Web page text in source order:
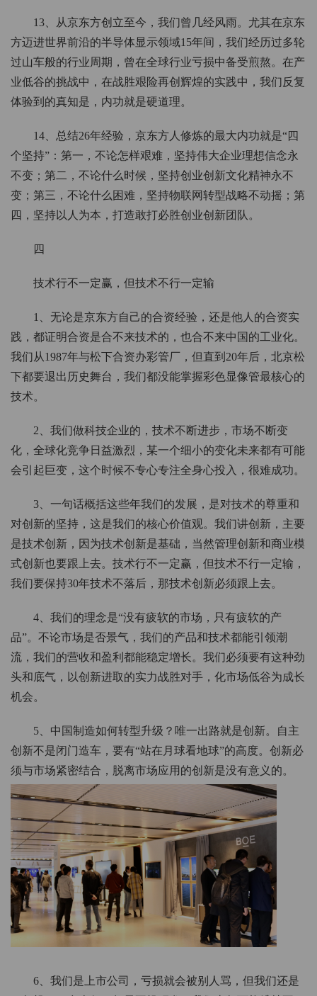
13、从京东方创立至今，我们曾几经风雨。尤其在京东
方迈进世界前沿的半导体显示领域15年间，我们经历过多轮
过山车般的行业周期，曾在全球行业亏损中备受煎熬。在产
业低谷的挑战中，在战胜艰险再创辉煌的实践中，我们反复
体验到的真知是，内功就是硬道理。
14、总结26年经验，京东方人修炼的最大内功就是“四
个坚持”：第一，不论怎样艰难，坚持伟大企业理想信念永
不变；第二，不论什么时候，坚持创业创新文化精神永不
变；第三，不论什么困难，坚持物联网转型战略不动摇；第
四，坚持以人为本，打造敢打必胜创业创新团队。
四
技术行不一定赢，但技术不行一定输
1、无论是京东方自己的合资经验，还是他人的合资实
践，都证明合资是合不来技术的，也合不来中国的工业化。
我们从1987年与松下合资办彩管厂，但直到20年后，北京松
下都要退出历史舞台，我们都没能掌握彩色显像管最核心的
技术。
2、我们做科技企业的，技术不断进步，市场不断变
化，全球化竞争日益激烈，某一个细小的变化未来都有可能
会引起巨变，这个时候不专心专注全身心投入，很难成功。
3、一句话概括这些年我们的发展，是对技术的尊重和
对创新的坚持，这是我们的核心价值观。我们讲创新，主要
是技术创新，因为技术创新是基础，当然管理创新和商业模
式创新也要跟上去。技术行不一定赢，但技术不行一定输，
我们要保持30年技术不落后，那技术创新必须跟上去。
4、我们的理念是“没有疲软的市场，只有疲软的产
品”。不论市场是否景气，我们的产品和技术都能引领潮
流，我们的营收和盈利都能稳定增长。我们必须要有这种劲
头和底气，以创新进取的实力战胜对手，化市场低谷为成长
机会。
5、中国制造如何转型升级？唯一出路就是创新。自主
创新不是闭门造车，要有“站在月球看地球”的高度。创新必
须与市场紧密结合，脱离市场应用的创新是没有意义的。
6、我们是上市公司，亏损就会被别人骂，但我们还是